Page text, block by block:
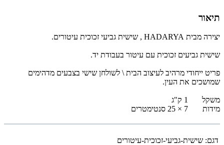
תיאור
יצירה מבית HADARYA , שישית גביעי זכוכית עיטורים.
שישית גביעים זכוכית עם עיטור בעבודת יד.
פריט ייחודי מרהיב לעיצוב הבית \ לשולחן שישי בצבעים מדהימים
שמושכים את העין.
משקל
1 ק"ג
מידות
7 × 25 סנטימטרים
דגם: שישית-גביעי-זכוכית-עיטורים